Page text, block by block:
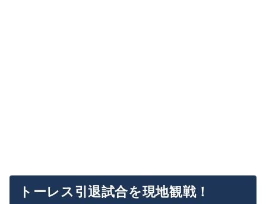
トーレス引退試合を現地観戦！